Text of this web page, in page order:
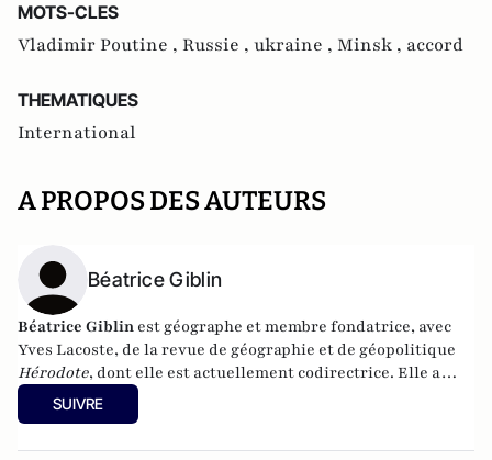
MOTS-CLES
Vladimir Poutine , Russie , ukraine , Minsk , accord
THEMATIQUES
International
A PROPOS DES AUTEURS
Béatrice Giblin
Béatrice Giblin est géographe et membre fondatrice, avec
Yves Lacoste, de la revue de géographie et de géopolitique
Hérodote, dont elle est actuellement codirectrice. Elle a
fondé, en 2002, l’Institut français de géopolitique,
université Paris-VIII.
SUIVRE